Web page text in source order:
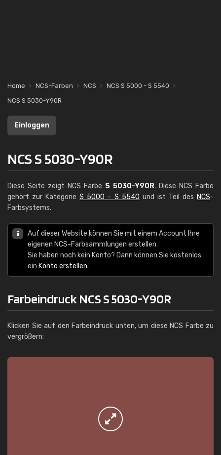
Home NCS-Farben NCS
NCS S 5000 - S 5540
NCS S 5030-Y90R
Einloggen
NCS S 5030-Y90R
Diese Seite zeigt NCS Farbe S 5030-Y90R. Diese NCS Farbe
gehört zur KategorieS 5000 - S 5540 und ist Teil des NCS-
Farbsystems.
Auf dieser Website können Sie mit einem Account Ihre
eigenen NCS-Farbsammlungen erstellen.
Sie haben noch kein Konto? Dann können Sie kostenlos
ein Konto erstellen.
Farbeindruck NCS S 5030-Y90R
Klicken Sie auf den Farbeindruck unten, um diese NCS Farbe zu
vergrößern: